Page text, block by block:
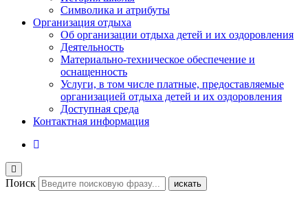
Символика и атрибуты
Организация отдыха
Об организации отдыха детей и их оздоровления
Деятельность
Материально-техническое обеспечение и
оснащенность
Услуги, в том числе платные, предоставляемые
организацией отдыха детей и их оздоровления
Доступная среда
Контактная информация
Поиск искать